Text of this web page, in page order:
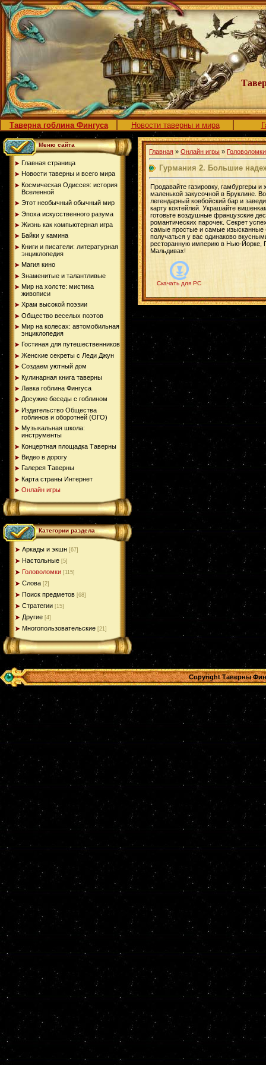
Таверна гоблина Фингуса Новости таверны и мира
Меню сайта
Главная страница
Новости таверны и всего мира
Космическая Одиссея: история
Вселенной
Этот необычный обычный мир
Эпоха искусственного разума
Жизнь как компьютерная игра
Байки у камина
Книги и писатели: литературная
энциклопедия
Магия кино
Знаменитые и талантливые
Мир на холсте: мистика
живописи
Храм высокой поэзии
Общество веселых поэтов
Мир на колесах: автомобильная
энциклопедия
Гостиная для путешественников
Женские секреты с Леди Джун
Создаем уютный дом
Кулинарная книга таверны
Лавка гоблина Фингуса
Досужие беседы с гоблином
Издательство Общества
гоблинов и оборотней (ОГО)
Музыкальная школа:
инструменты
Концертная площадка Таверны
Видео в дорогу
Галерея Таверны
Карта страны Интернет
Онлайн игры
Категории раздела
Аркады и экшн [67]
Настольные [5]
Головоломки [115]
Слова [2]
Поиск предметов [68]
Стратегии [15]
Другие [4]
Многопользовательские [21]
Главная » Онлайн игры » Головоломки
Гурмания 2. Большие
Продавайте газировку, гамбургеры и
маленькой закусочной в Бруклине.
легендарный ковбойский бар и
карту коктейлей. Украшайте
готовьте воздушные французские
романтических парочек. Секрет
самые простые и самые изысканные
получаться у вас одинаково
ресторанную империю в Нью-Йорке,
Мальдивах!
Скачать для PC
Copyright Таверны